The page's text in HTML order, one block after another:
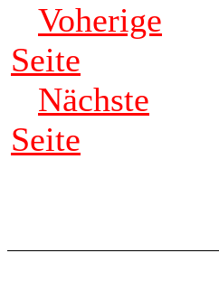
Voherige
Seite
Nächste
Seite